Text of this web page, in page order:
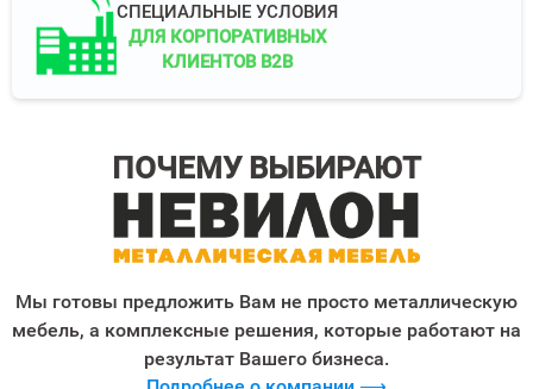
СПЕЦИАЛЬНЫЕ УСЛОВИЯ
ДЛЯ КОРПОРАТИВНЫХ
КЛИЕНТОВ B2B
ПОЧЕМУ ВЫБИРАЮТ
Мы готовы предложить Вам не просто металлическую
мебель, а комплексные решения, которые работают на
результат Вашего бизнеса.